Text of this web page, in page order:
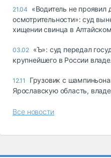
21.04
«Водитель не проявил
осмотрительности»: суд
хищении свинца в
03.02 «Ъ»: суд передал
крупнейшего в России
12.11
Грузовик с
Ярославскую область,
Все новости